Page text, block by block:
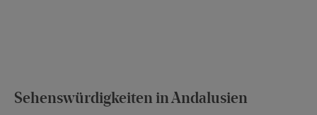
Sehenswürdigkeiten in Andalusien